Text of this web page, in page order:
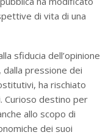
di vita di una
sfiducia dell’opinione
dalla pressione dei
ha rischiato
Curioso destino per
allo scopo di
dei suoi